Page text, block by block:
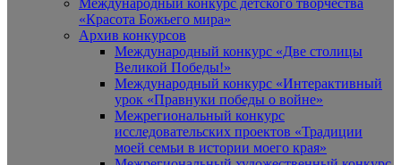
Международный конкурс детского творчества
«Красота Божьего мира»
Архив конкурсов
Международный конкурс «Две столицы
Великой Победы!»
Международный конкурс «Интерактивный
урок «Правнуки победы о войне»
Межрегиональный конкурс
исследовательских проектов «Традиции
моей семьи в истории моего края»